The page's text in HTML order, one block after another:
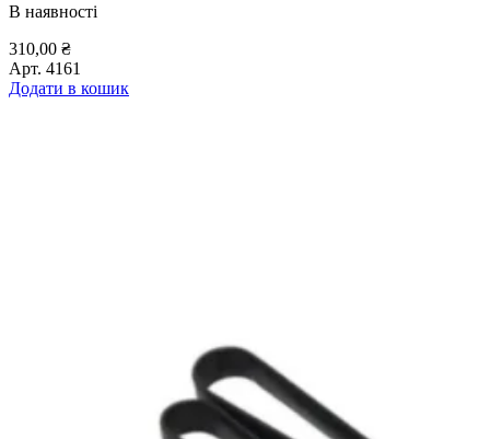
В наявності
310,00 ₴
Арт. 4161
Додати в кошик